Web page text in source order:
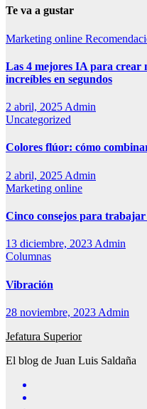
Te va a gustar
Marketing online
Las 4 mejores IA para crear
increíbles en segundos
2 abril, 2025 Admin
Uncategorized
Colores flúor: cómo
2 abril, 2025 Admin
Marketing online
Cinco consejos para trabajar
13 diciembre, 2023 Admin
Columnas
Vibración
28 noviembre, 2023 Admin
Jefatura Superior
El blog de Juan Luis Saldaña